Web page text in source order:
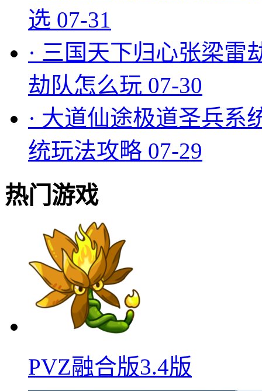
选 07-31
· 三国天下归心张梁雷
劫队怎么玩 07-30
· 大道仙途极道圣兵系
统玩法攻略 07-29
热门游戏
PVZ融合版3.4版